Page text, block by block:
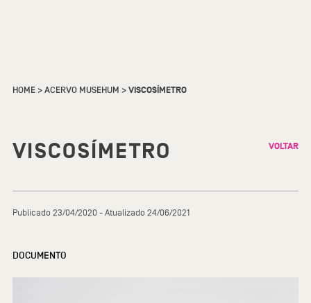
HOME>ACERVO MUSEHUM >VISCOSÍMETRO
VISCOSÍMETRO VOLTAR
Publicado 23/04/2020 - Atualizado 24/06/2021
DOCUMENTO